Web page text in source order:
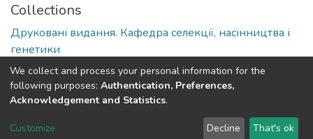
Collections
Друковані видання. Кафедра селекції, насінництва і
генетики
Full item page
DSpace software copyright © 2002-2026 LYRASIS
We collect and process your personal information for the
following purposes: Authentication, Preferences,
Acknowledgement and Statistics.
Customize Decline That's ok